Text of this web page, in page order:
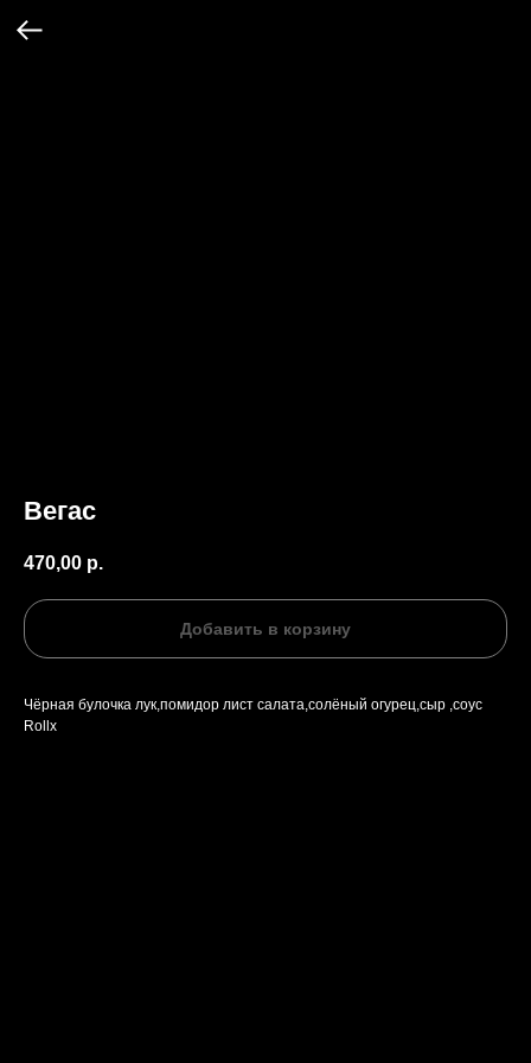
Вегас
470,00 р.
Добавить в корзину
Чёрная булочка лук,помидор лист салата,солёный огурец,сыр ,соус
Rollx